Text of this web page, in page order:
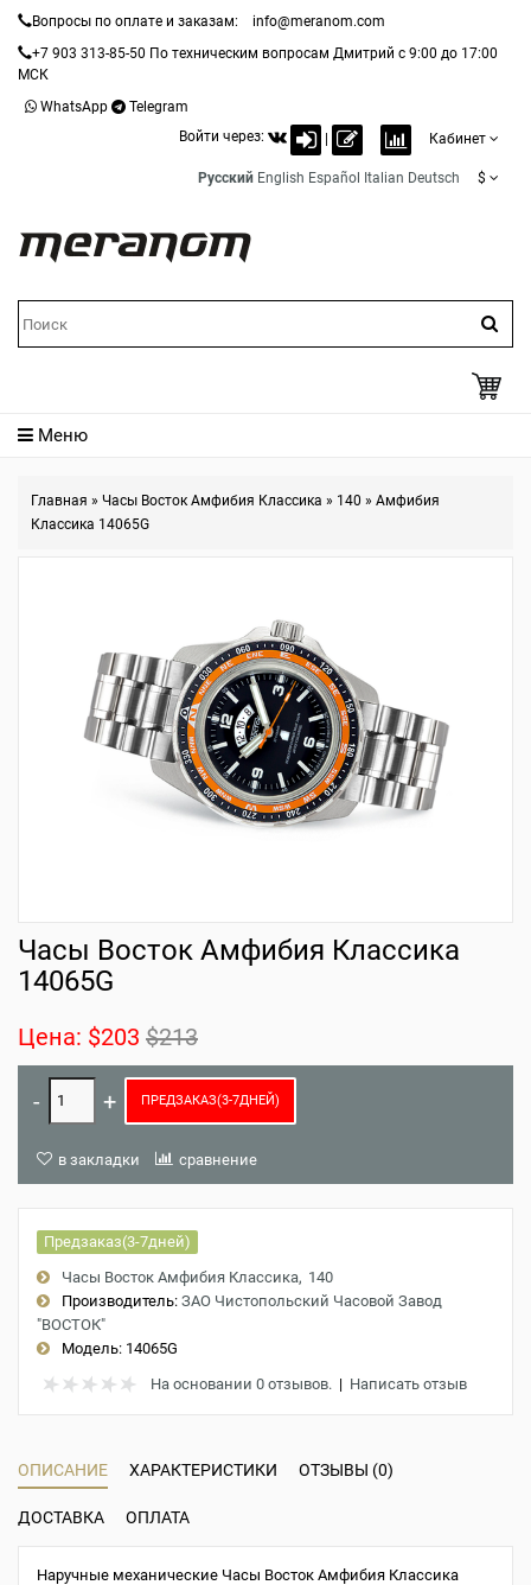
Вопросы по оплате и заказам:
info@meranom.com
+7 903 313-85-50 По техническим вопросам Дмитрий с 9:00 до 17:00
МСК
WhatsApp
Telegram
Войти через:
Кабинет
Русский English Español Italian Deutsch $
Меню
Главная » Часы Восток Амфибия Классика » 140 » Амфибия
Классика 14065G
Часы Восток Амфибия Классика
14065G
Цена: $203 $213
ПРЕДЗАКАЗ(3-7ДНЕЙ)
в закладки сравнение
Предзаказ(3-7дней)
Часы Восток Амфибия Классика 140
Производитель: ЗАО Чистопольский Часовой Завод
"ВОСТОК"
Модель: 14065G
На основании 0 отзывов. | Написать отзыв
ОПИСАНИЕ ХАРАКТЕРИСТИКИ ОТЗЫВЫ (0)
ДОСТАВКА ОПЛАТА
Наручные механические Часы Восток Амфибия Классика